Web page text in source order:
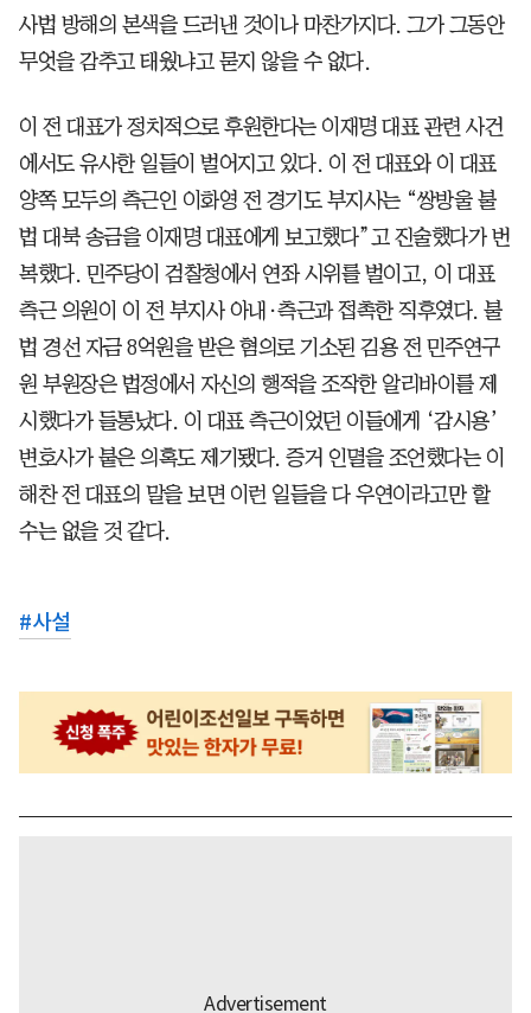
사법 방해의 본색을 드러낸 것이나 마찬가지다. 그가 그동안
무엇을 감추고 태웠냐고 묻지 않을 수 없다.
이 전 대표가 정치적으로 후원한다는 이재명 대표 관련 사건
에서도 유사한 일들이 벌어지고 있다. 이 전 대표와 이 대표
양쪽 모두의 측근인 이화영 전 경기도 부지사는 “쌍방울 불
법 대북 송금을 이재명 대표에게 보고했다”고 진술했다가 번
복했다. 민주당이 검찰청에서 연좌 시위를 벌이고, 이 대표
측근 의원이 이 전 부지사 아내·측근과 접촉한 직후였다. 불
법 경선 자금 8억원을 받은 혐의로 기소된 김용 전 민주연구
원 부원장은 법정에서 자신의 행적을 조작한 알리바이를 제
시했다가 들통났다. 이 대표 측근이었던 이들에게 ‘감시용’
변호사가 붙은 의혹도 제기됐다. 증거 인멸을 조언했다는 이
해찬 전 대표의 말을 보면 이런 일들을 다 우연이라고만 할
수는 없을 것 같다.
#사설